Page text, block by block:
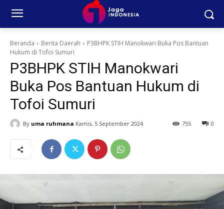
Beranda Berita Daerah
P3BHPK STIH Manokwari Buka Pos Bantuan
Hukum di Tofoi Sumuri
P3BHPK STIH Manokwari
Buka Pos Bantuan Hukum di
Tofoi Sumuri
By uma ruhmana Kamis, 5 September 2024 0
755